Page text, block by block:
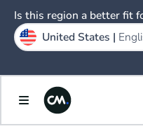
Is this region a better fit
United States |